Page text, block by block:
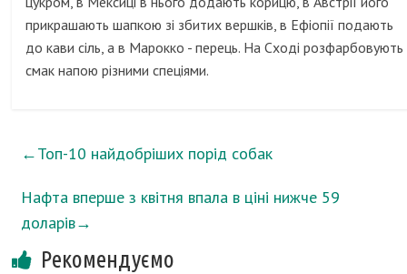
прикрашають шапкою зі збитих вершків, в Ефіопії подають
до кави сіль, а в Марокко - перець. На Сході розфарбовують
смак напою різними спеціями.
←Топ-10 найдобріших порід собак
Нафта вперше з квітня впала в ціні нижче 59
доларів→
Рекомендуємо